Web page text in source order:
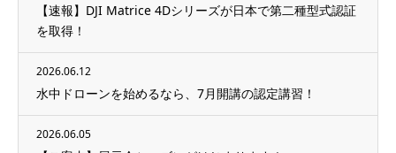
【速報】DJI Matrice 4Dシリーズが日本で第二種型式認証
を取得！
2026.06.12
水中ドローンを始めるなら、7月開講の認定講習！
2026.06.05